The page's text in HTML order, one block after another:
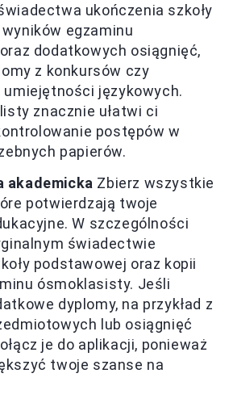
ukończenia szkoły
egzaminu
dodatkowych osiągnięć,
z konkursów czy
językowych.
znacznie ułatwi ci
postępów w
papierów.
akademicka Zbierz wszystkie
potwierdzają twoje
W szczególności
świadectwie
podstawowej oraz kopii
ósmoklasisty. Jeśli
dyplomy, na przykład z
lub osiągnięć
je do aplikacji, ponieważ
twoje szanse na